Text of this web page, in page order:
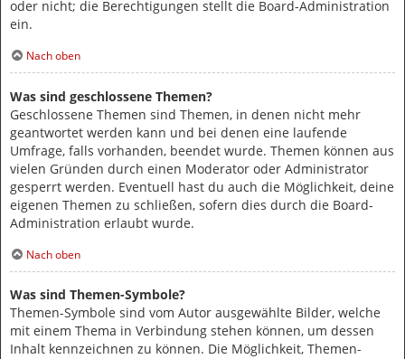
oder nicht; die Berechtigungen stellt die Board-Administration
ein.
Nach oben
Was sind geschlossene Themen?
Geschlossene Themen sind Themen, in denen nicht mehr
geantwortet werden kann und bei denen eine laufende
Umfrage, falls vorhanden, beendet wurde. Themen können aus
vielen Gründen durch einen Moderator oder Administrator
gesperrt werden. Eventuell hast du auch die Möglichkeit, deine
eigenen Themen zu schließen, sofern dies durch die Board-
Administration erlaubt wurde.
Nach oben
Was sind Themen-Symbole?
Themen-Symbole sind vom Autor ausgewählte Bilder, welche
mit einem Thema in Verbindung stehen können, um dessen
Inhalt kennzeichnen zu können. Die Möglichkeit, Themen-